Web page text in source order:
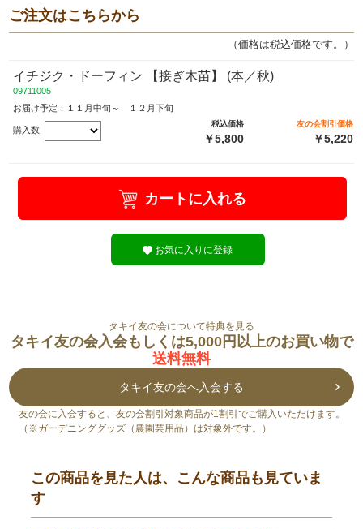
ご注文はこちらから
（価格は税込価格です。）
イチジク・ドーフィン 【接ぎ木苗】 (本／秋)
09711005
お届け予定：１１月中旬～ １２月下旬
購入数
税込価格
￥5,800
友の会割引価格
￥5,220
カートに入れる
お気に入りに登録
タキイ友の会について特典を見る
タキイ友の会入会もしくは5,000円以上のお買い物で
送料無料
タキイ友の会へ入会する
友の会に入会すると、友の会割引対象商品が1割引でご購入いただけます。
（※ガーデニンググッズ（農園芸用品）は対象外です。）
この商品を見た人は、こんな商品も見ていま
す